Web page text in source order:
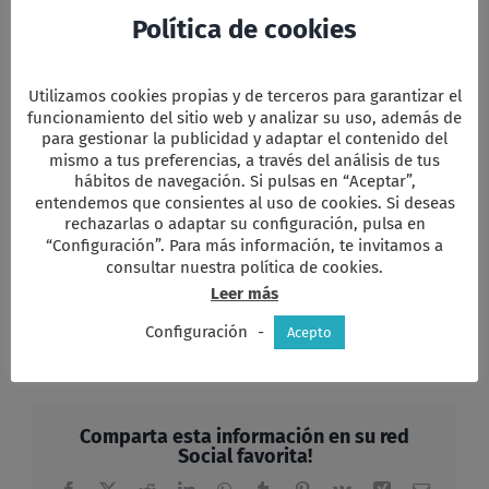
Facebook
Twitter
EmailWhatsApp
PrintFriendly
Compartir
Comparta esta información en su red
Social favorita!
Política de cookies
Utilizamos cookies propias y de terceros para garantizar el
funcionamiento del sitio web y analizar su uso, además de
para gestionar la publicidad y adaptar el contenido del
mismo a tus preferencias, a través del análisis de tus
hábitos de navegación. Si pulsas en “Aceptar”,
entendemos que consientes al uso de cookies. Si deseas
rechazarlas o adaptar su configuración, pulsa en
“Configuración”. Para más información, te invitamos a
consultar nuestra política de cookies.
Leer más
Configuración
- Acepto